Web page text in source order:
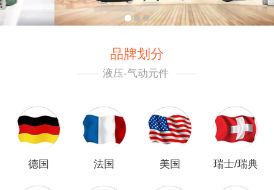
品牌划分
—— 液压-气动元件 ——
德国 法国 美国 瑞士/瑞典